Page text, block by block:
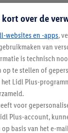
over de
websites en -apps,
van
is technisch
te stellen of
Lidl Plus-
voor
Plus-account,
basis van het e-